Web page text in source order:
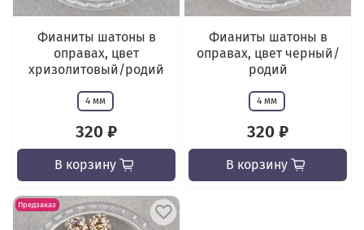
Фианиты шатоны в
оправах, цвет
хризолитовый/родий
4 мм
320 ₽
В корзину
Фианиты шатоны в
оправах, цвет черный/
родий
4 мм
320 ₽
В корзину
Предзаказ